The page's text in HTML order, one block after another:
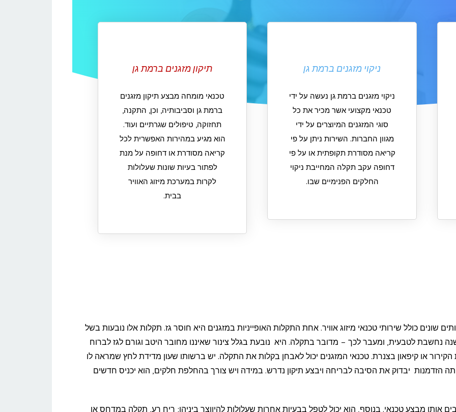
ניקוי מזגנים ברמת גן
ניקוי מזגנים ברמת גן נעשה על ידי
טכנאי מקצועי אשר מכיר את כל
סוגי המזגנים המיוצרים על ידי
מגוון החברות. השירות ניתן על פי
קריאה מסודרת תקופתית או על פי
דחופה עקב תקלה המחייבת ניקוי
החלקים הפנימיים שבו.
תיקון מזגנים ברמת גן
טכנאי מומחה מבצע תיקון מזגנים
ברמת גן וסביבותיה, וכן, התקנה,
תחזוקה, טיפולים שגרתיים ועוד.
הוא מגיע במהירות האפשרית לכל
קריאה מסודרת או דחופה על מנת
לפתור בעיות שונות שעלולות
לקרות במערכת מיזוג האוויר
בבית.
שונים כולל שירותי טכנאי מיזוג אוויר. אחת התקלות האופייניות במזגנים היא חוסר גז. תקלות אלו נובעות בשל
ראשית, בריחה של כ 10% גז בשנה נחשבת לטבעית, ומעבר לכך – מדובר בתקלה. היא נובעת בגלל צינור שאיננו מחובר היטב וגורם לגז לברוח
או קיפאון בצנרת. טכנאי המזגנים יכול לאבחן בקלות את התקלה. יש ברשותו שעון מדידת לחץ שמראה לו
הזדמנות יבדוק את הסיבה לבריחה ויבצע תיקון נדרש. במידה ויש צורך בהחלפת חלקים, הוא יכניס חדשים
אותו מבצע טכנאי. בנוסף, הוא יכול לטפל בבעיות אחרות שעלולות להיווצר ביניהן: ריח רע, תקלה במדחס או